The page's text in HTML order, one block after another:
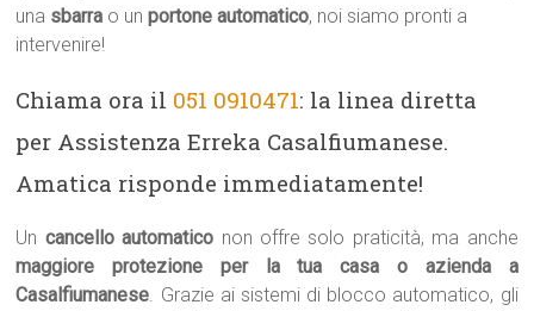
una sbarra o unportone automatico, noi siamo pronti a
intervenire!
Chiama ora il 051 0910471: la linea diretta
per Assistenza Erreka Casalfiumanese.
Amatica risponde immediatamente!
Un cancello automatico non offre solo praticità, ma anche
maggiore protezione per la tua casa o azienda a
Casalfiumanese. Grazie ai sistemi di blocco automatico, gli